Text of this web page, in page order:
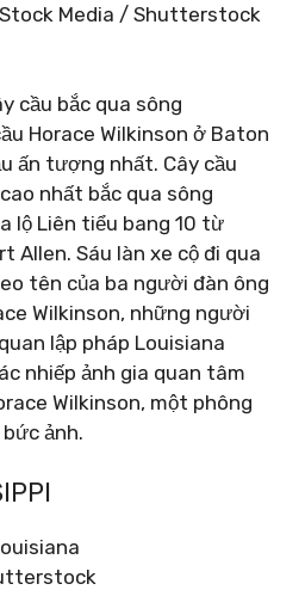
Stock Media / Shutterstock
cầu bắc qua sông
Horace Wilkinson ở Baton
ấn tượng nhất. Cây cầu
nhất bắc qua sông
lộ Liên tiểu bang 10 từ
Allen. Sáu làn xe cộ đi qua
tên của ba người đàn ông
Wilkinson, những người
lập pháp Louisiana
nhiếp ảnh gia quan tâm
Wilkinson, một phông
ảnh.